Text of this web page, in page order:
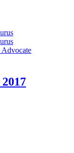
2017